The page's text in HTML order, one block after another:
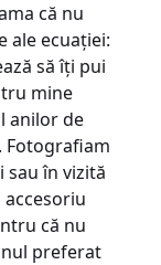
că nu
ale ecuaţiei:
să îţi pui
mine
anilor de
Fotografiam
sau în vizită
că nu
preferat